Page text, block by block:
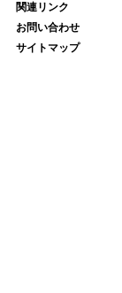
関連リンク
お問い合わせ
サイトマップ